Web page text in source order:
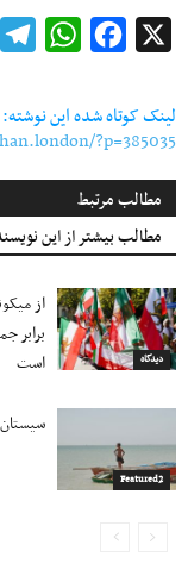
Facebook
لینک کوتاه شده این نوشته:
?p=385035
مطالب مرتبط
مطالب بیشتر از این
دیدگاه
از
برابر
است
Featured2